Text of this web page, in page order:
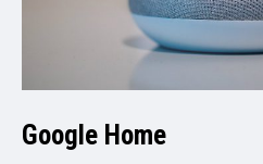
Google Home